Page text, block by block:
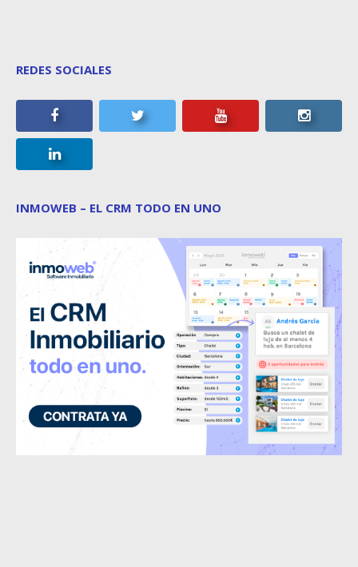
REDES SOCIALES
INMOWEB – EL CRM TODO EN UNO